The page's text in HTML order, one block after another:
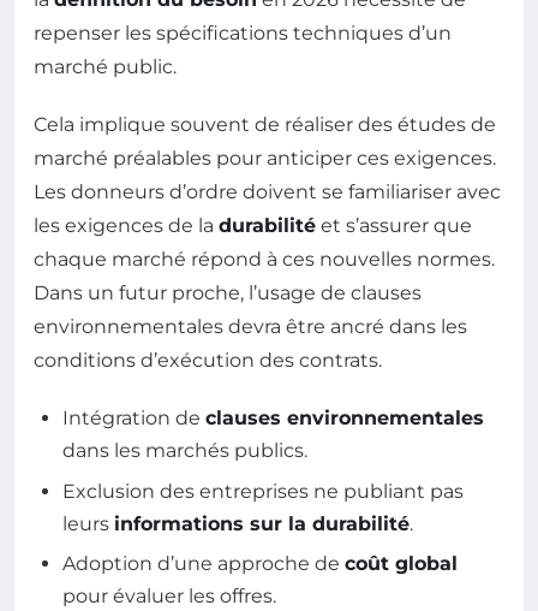
repenser les spécifications techniques d’un
marché public.
Cela implique souvent de réaliser des études de
marché préalables pour anticiper ces exigences.
Les donneurs d’ordre doivent se familiariser avec
les exigences de la durabilité et s’assurer que
chaque marché répond à ces nouvelles normes.
Dans un futur proche, l’usage de clauses
environnementales devra être ancré dans les
conditions d’exécution des contrats.
Intégration de clauses environnementales
dans les marchés publics.
Exclusion des entreprises ne publiant pas
leurs informations sur la durabilité.
Adoption d’une approche de coût global
pour évaluer les offres.